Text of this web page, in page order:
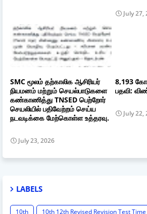
July 27,
SMC மூலம் தற்காலிக ஆசிரியர்
நியமனம் மற்றும் செயல்பாடுகளை
கண்காணித்து TNSED பெற்றோர்
செயலியில் பதிவேற்றம் செய்ய
நடவடிக்கை மேற்கொள்ள உத்தரவு.
July 23, 2026
8,193
பதவி:
July 22,
LABELS
10th
10th 12th Revised Revision Test